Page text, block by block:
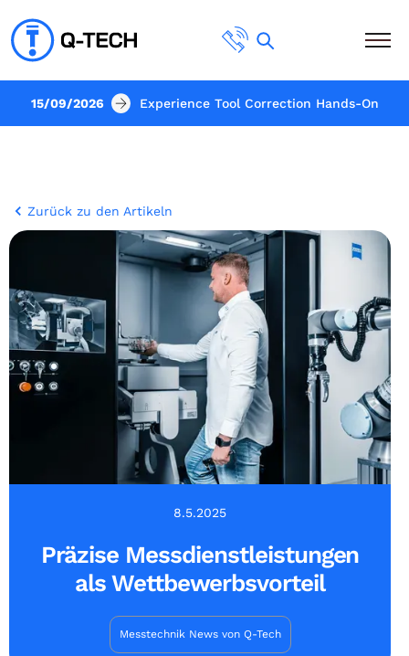
15/09/2026 Experience Tool Correction Hands-On
Zurück zu den Artikeln
8.5.2025
Präzise Messdienstleistungen
als Wettbewerbsvorteil
Messtechnik News von Q-Tech